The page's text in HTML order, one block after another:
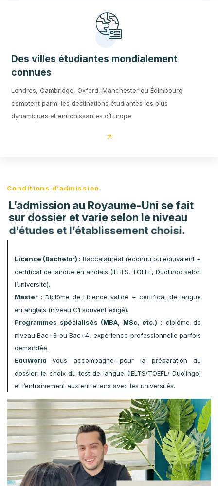
Des perspectives professionnelles
attractives
Grâce au Graduate Route Visa, les étudiants internationaux
peuvent rester jusqu’à 2 ans au Royaume-Uni après leurs
études (3 ans pour les docteurs) afin d’acquérir une
Des villes étudiantes mondialement
connues
dynamiques et enrichissantes d’Europe.
L’admission au Royaume-Uni se fait
sur dossier et varie selon le niveau
d’études et l’établissement choisi.
Licence (Bachelor) :Baccalauréat reconnu ou équivalent +